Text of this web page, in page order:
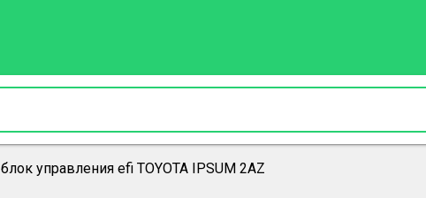
блок управления efi TOYOTA IPSUM 2AZ